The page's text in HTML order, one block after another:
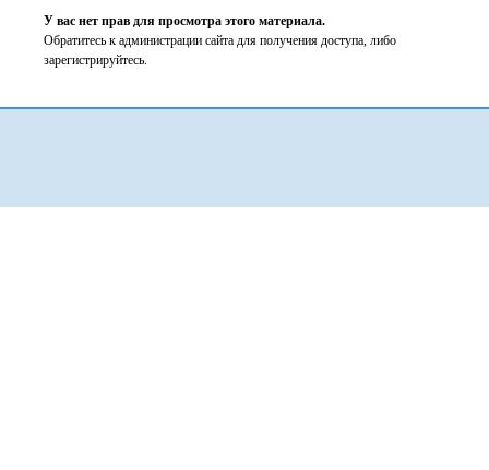
У вас нет прав для просмотра этого материала.
Обратитесь к администрации сайта для получения доступа, либо
зарегистрируйтесь.